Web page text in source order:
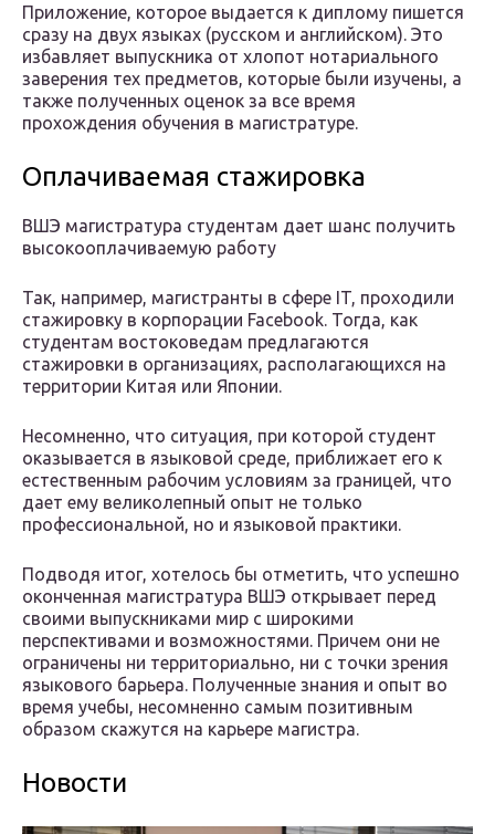
Приложение, которое выдается к диплому пишется
сразу на двух языках (русском и английском). Это
избавляет выпускника от хлопот нотариального
заверения тех предметов, которые были изучены, а
также полученных оценок за все время
прохождения обучения в магистратуре.
Оплачиваемая стажировка
ВШЭ магистратура студентам дает шанс получить
высокооплачиваемую работу
Так, например, магистранты в сфере IT, проходили
стажировку в корпорации Facebook. Тогда, как
студентам востоковедам предлагаются
стажировки в организациях, располагающихся на
территории Китая или Японии.
Несомненно, что ситуация, при которой студент
оказывается в языковой среде, приближает его к
естественным рабочим условиям за границей, что
дает ему великолепный опыт не только
профессиональной, но и языковой практики.
Подводя итог, хотелось бы отметить, что успешно
оконченная магистратура ВШЭ открывает перед
своими выпускниками мир с широкими
перспективами и возможностями. Причем они не
ограничены ни территориально, ни с точки зрения
языкового барьера. Полученные знания и опыт во
время учебы, несомненно самым позитивным
образом скажутся на карьере магистра.
Новости